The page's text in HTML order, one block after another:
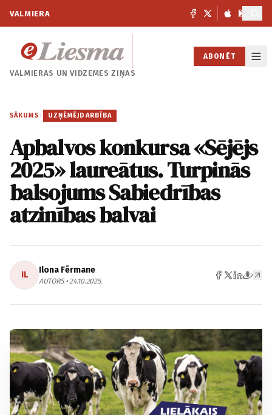
VALMIERA
VALMIERAS UNVIDZEMES ZIŅAS
ABONĒT
SĀKUMS / UZŅĒMĒJDARBĪBA
Apbalvos konkursa «Sējējs
2025» laureātus. Turpinās
balsojums Sabiedrības
atzinības balvai
IL Ilona Fērmane
AUTORS • 24.10.2025.